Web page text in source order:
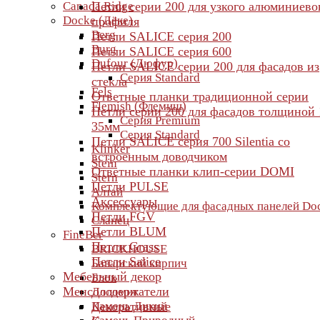
Canada Ridge
Docke (Дёке)
Berg
Burg
Dufour (Дюфур)
Серия Standard
Fels
Flemish (Флемиш)
Серия Premium
Серия Standard
Klinker
Stein
Stern
Алтай
Комплектующие для фасадных панелей
Сланец
FineBer
BRICKHOUSE
Баварский кирпич
Блок
Доломит
Камень Дикий
Петли серии 200 для узкого
профиля
Петли SALICE серия 200
Петли SALICE серия 600
Петли SALICE серии 200 для фасадов из
стекла
Ответные планки традиционной серии
Петли серии 200 для фасадов толщиной
35мм
Петли SALICE серия 700 Silentia со
встроенным доводчиком
Ответные планки клип-серии DOMI
Петли PULSE
Аксессуары
Петли FGV
Петли BLUM
Петли Grass
Петли Salice
Мебельный декор
Менсолодержатели
Декоративные